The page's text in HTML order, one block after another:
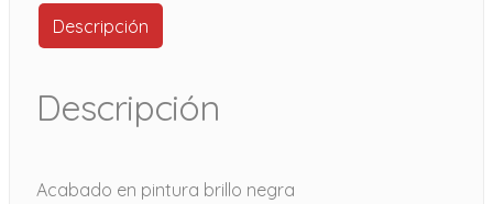
Descripción
Descripción
Acabado en pintura brillo negra